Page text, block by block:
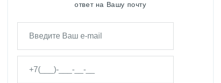
ответ на Вашу почту